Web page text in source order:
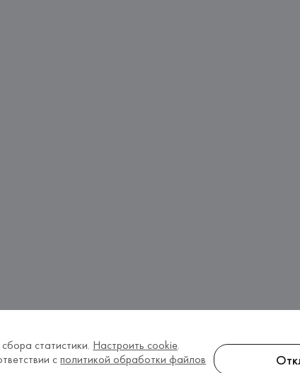
статистики. Настроить cookie.
с политикой обработки файлов